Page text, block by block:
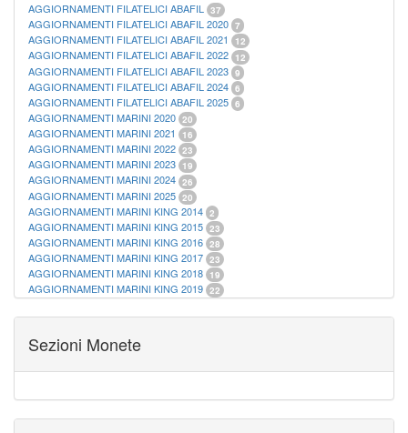
AGGIORNAMENTI FILATELICI ABAFIL 37
AGGIORNAMENTI FILATELICI ABAFIL 2020 7
AGGIORNAMENTI FILATELICI ABAFIL 2021 12
AGGIORNAMENTI FILATELICI ABAFIL 2022 12
AGGIORNAMENTI FILATELICI ABAFIL 2023 9
AGGIORNAMENTI FILATELICI ABAFIL 2024 6
AGGIORNAMENTI FILATELICI ABAFIL 2025 6
AGGIORNAMENTI MARINI 2020 20
AGGIORNAMENTI MARINI 2021 16
AGGIORNAMENTI MARINI 2022 23
AGGIORNAMENTI MARINI 2023 19
AGGIORNAMENTI MARINI 2024 26
AGGIORNAMENTI MARINI 2025 20
AGGIORNAMENTI MARINI KING 2014 2
AGGIORNAMENTI MARINI KING 2015 23
AGGIORNAMENTI MARINI KING 2016 28
AGGIORNAMENTI MARINI KING 2017 23
AGGIORNAMENTI MARINI KING 2018 19
AGGIORNAMENTI MARINI KING 2019 22
ALBUM PER CARTAMONETA 1
CARTELLE FILATELICHE MARINI
21
FOGLI FILATELICI VATICANO 37
Sezioni Monete